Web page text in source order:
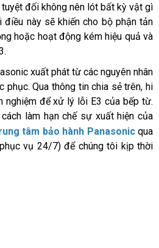
đối không nên lót bất kỳ vật gì
này sẽ khiến cho bộ phận tản
hoặc hoạt động kém hiệu quả và
xuất phát từ các nguyên nhân
phục. Qua thông tin chia sẻ trên, hi
nghiệm để xử lý lỗi E3 của bếp từ.
làm hạn chế sự xuất hiện của
ung tâm bảo hành Panasonic qua
vụ 24/7) để chúng tôi kịp thời